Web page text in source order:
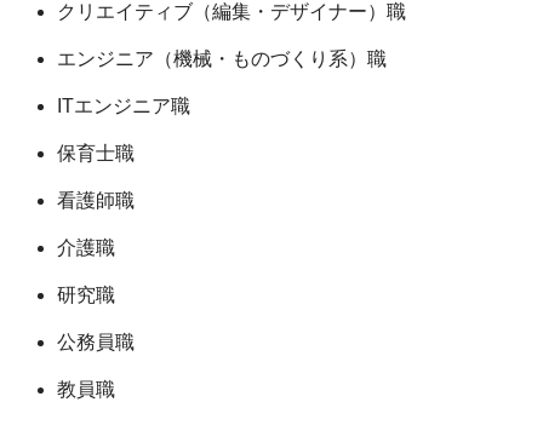
クリエイティブ（編集・デザイナー）職
エンジニア（機械・ものづくり系）職
ITエンジニア職
保育士職
看護師職
介護職
研究職
公務員職
教員職